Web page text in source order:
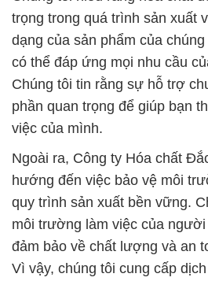
phần quan trọng để giúp bạn
việc của mình.
Ngoài ra, Công ty Hóa chất
hướng đến việc bảo vệ môi
quy trình sản xuất bền vững.
môi trường làm việc của người
đảm bảo về chất lượng và an
Vì vậy, chúng tôi cung cấp dịch
sản phẩm chất lượng cao để
đa dạng của khách hàng.
Hãy đặt niềm tin vào chúng tôi
tôi phục vụ nhu cầu hóa chất